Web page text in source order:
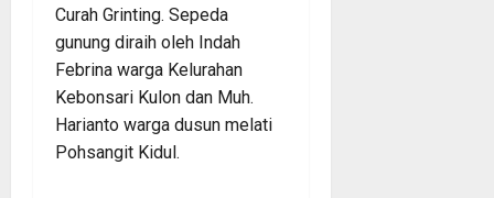
Curah Grinting. Sepeda
gunung diraih oleh Indah
Febrina warga Kelurahan
Kebonsari Kulon dan Muh.
Harianto warga dusun melati
Pohsangit Kidul.